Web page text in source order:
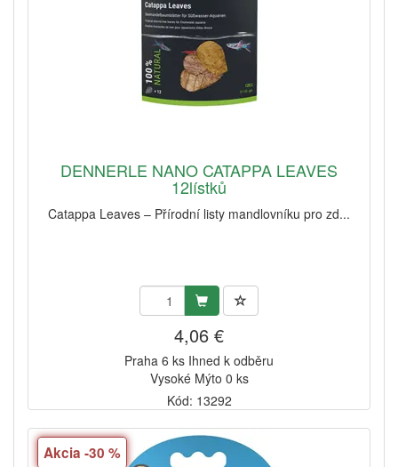
DENNERLE NANO CATAPPA LEAVES
12lístků
Catappa Leaves – Přírodní listy mandlovníku pro zd...
4,06 €
Praha 6 ks Ihned k odběru
Vysoké Mýto 0 ks
Kód: 13292
Akcia -30 %